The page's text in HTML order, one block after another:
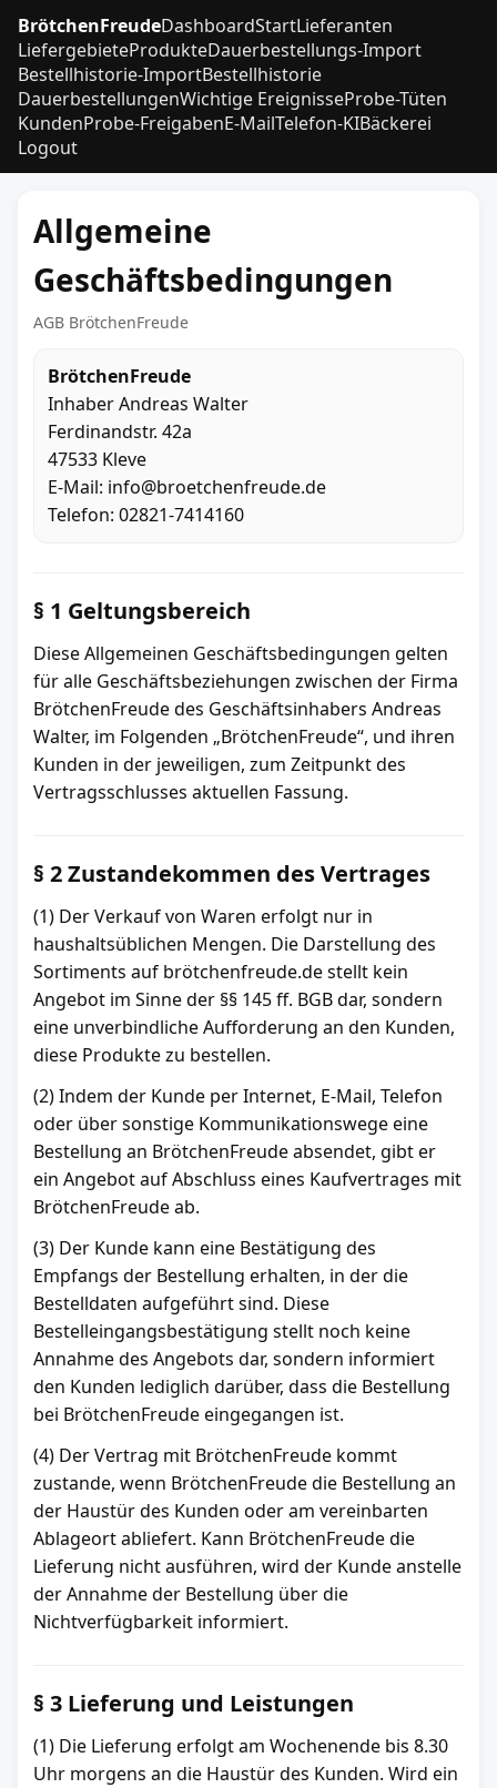
BrötchenFreudeDashboardStartLieferanten
LiefergebieteProdukteDauerbestellungs-Import
Bestellhistorie-ImportBestellhistorie
DauerbestellungenWichtige EreignisseProbe-Tüten
KundenProbe-FreigabenE-MailTelefon-KIBäckerei
Logout
Allgemeine
Geschäftsbedingungen
AGB BrötchenFreude
BrötchenFreude
Inhaber Andreas Walter
Ferdinandstr. 42a
47533 Kleve
E-Mail: info@broetchenfreude.de
Telefon: 02821-7414160
§ 1 Geltungsbereich
Diese Allgemeinen Geschäftsbedingungen gelten
für alle Geschäftsbeziehungen zwischen der Firma
BrötchenFreude des Geschäftsinhabers Andreas
Walter, im Folgenden „BrötchenFreude“, und ihren
Kunden in der jeweiligen, zum Zeitpunkt des
Vertragsschlusses aktuellen Fassung.
§ 2 Zustandekommen des Vertrages
(1) Der Verkauf von Waren erfolgt nur in
haushaltsüblichen Mengen. Die Darstellung des
Sortiments auf brötchenfreude.de stellt kein
Angebot im Sinne der §§ 145 ff. BGB dar, sondern
eine unverbindliche Aufforderung an den Kunden,
diese Produkte zu bestellen.
(2) Indem der Kunde per Internet, E-Mail, Telefon
oder über sonstige Kommunikationswege eine
Bestellung an BrötchenFreude absendet, gibt er
ein Angebot auf Abschluss eines Kaufvertrages mit
BrötchenFreude ab.
(3) Der Kunde kann eine Bestätigung des
Empfangs der Bestellung erhalten, in der die
Bestelldaten aufgeführt sind. Diese
Bestelleingangsbestätigung stellt noch keine
Annahme des Angebots dar, sondern informiert
den Kunden lediglich darüber, dass die Bestellung
bei BrötchenFreude eingegangen ist.
(4) Der Vertrag mit BrötchenFreude kommt
zustande, wenn BrötchenFreude die Bestellung an
der Haustür des Kunden oder am vereinbarten
Ablageort abliefert. Kann BrötchenFreude die
Lieferung nicht ausführen, wird der Kunde anstelle
der Annahme der Bestellung über die
Nichtverfügbarkeit informiert.
§ 3 Lieferung und Leistungen
(1) Die Lieferung erfolgt am Wochenende bis 8.30
Uhr morgens an die Haustür des Kunden. Wird ein